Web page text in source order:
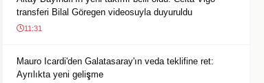
transferi Bilal Göregen videosuyla duyuruldu
11:31
Mauro Icardi'den Galatasaray'ın veda teklifine ret:
Ayrılıkta yeni gelişme